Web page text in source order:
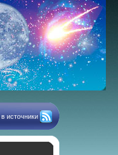
источники